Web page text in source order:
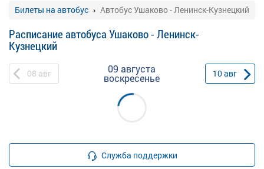
Билеты на автобус Автобус Ушаково - Ленинск-Кузнецкий
Расписание автобуса Ушаково - Ленинск-
Кузнецкий
08 авг 09 августа
воскресенье 10авг
Служба поддержки